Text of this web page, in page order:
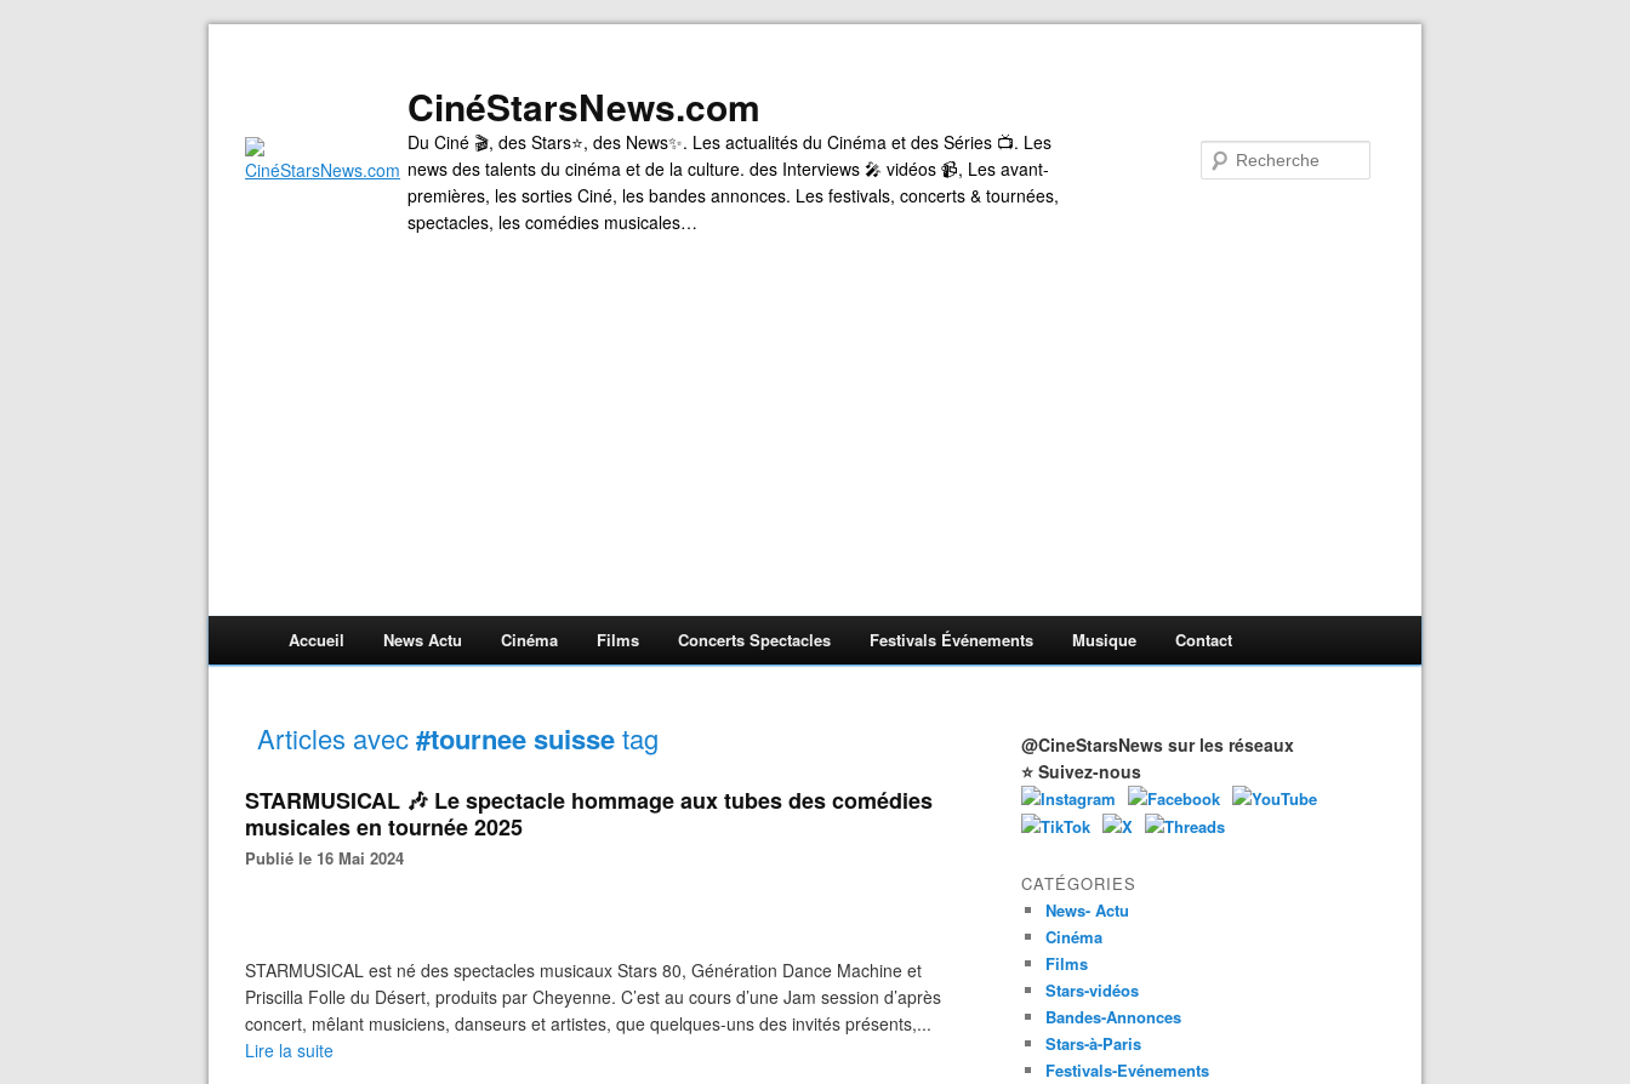
CinéStarsNews.com
Du Ciné 🎬, des Stars⭐, des News✨. Les actualités du Cinéma et des Séries 📺. Les
news des talents du cinéma et de la culture. des Interviews 🎤 vidéos 📹, Les avant-
premières, les sorties Ciné, les bandes annonces. Les festivals, concerts & tournées,
spectacles, les comédies musicales…
Accueil News Actu Cinéma Films Concerts Spectacles Festivals Événements Musique Contact
Articles avec#tournee suissetag
STARMUSICAL 🎶 Le spectacle hommage aux tubes des comédies
musicales en tournée 2025
Publié le 16 Mai 2024
STARMUSICAL est né des spectacles musicaux Stars 80, Génération Dance Machine et
Priscilla Folle du Désert, produits par Cheyenne. C’est au cours d’une Jam session d’après
concert, mêlant musiciens, danseurs et artistes, que quelques-uns des invités présents,...
Lire la suite
@CineStarsNews sur les réseaux
⭐ Suivez-nous
CATÉGORIES
News- Actu
Cinéma
Films
Stars-vidéos
Bandes-Annonces
Stars-à-Paris
Festivals-Evénements